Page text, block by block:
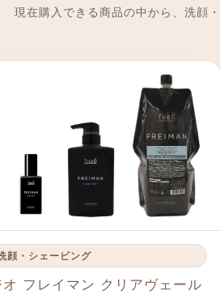
現在購入できる商品の中から、洗顔
顔・シェービング
オ フレイマン クリアヴェール